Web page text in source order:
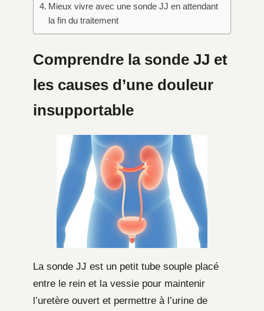
Mieux vivre avec une sonde JJ en attendant
la fin du traitement
Comprendre la sonde JJ et
les causes d’une douleur
insupportable
La sonde JJ est un petit tube souple placé
entre le rein et la vessie pour maintenir
l’uretère ouvert et permettre à l’urine de